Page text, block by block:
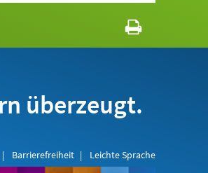
überzeugt.
Barrierefreiheit Leichte Sprache